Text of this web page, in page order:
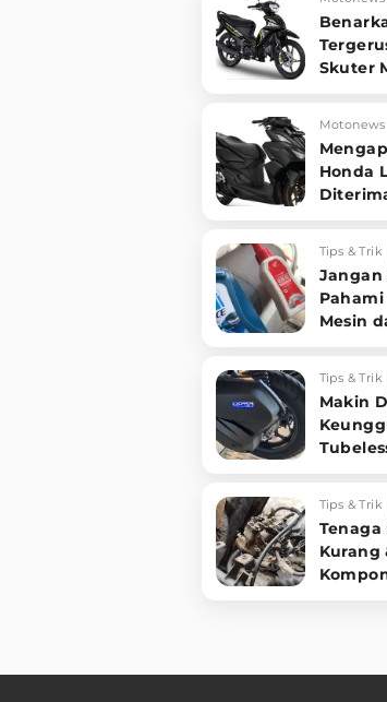
Skuter
Motonews
Honda
Tips & Trik
Jangan
Mesin
Tips & Trik
Makin
Tips & Trik
Kurang